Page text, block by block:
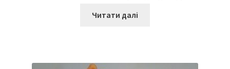
Читати далі